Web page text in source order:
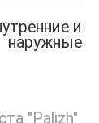
и
наружные
"Palizh"